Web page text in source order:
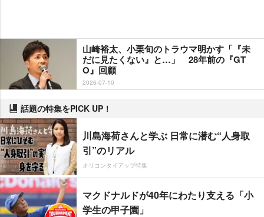
山崎裕太、小栗旬のトラウマ明かす「『未
だに見たくない』と…」 28年前の『GT
O』回顧
2026-07-10
話題の特集をPICK UP！
川島海荷さんと学ぶ 日常に潜む“人身取
引”のリアル
オリコンタイアップ特集
マクドナルドが40年にわたり支える「小
学生の甲子園」